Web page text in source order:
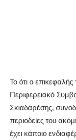
Το ότι ο επικεφαλής
Περιφερειακό
Σκιαδαρέσης,
περιοδείες του
έχει κάποιο